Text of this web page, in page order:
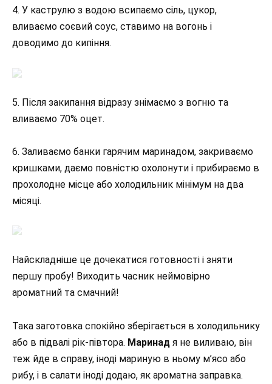
4. У каструлю з водою всипаємо сіль, цукор,
вливаємо соєвий соус, ставимо на вогонь і
доводимо до кипіння.
5. Після закипання відразу знімаємо з вогню та
вливаємо 70% оцет.
6. Заливаємо банки гарячим маринадом, закриваємо
кришками, даємо повністю охолонути і прибираємо в
прохолодне місце або холодильник мінімум на два
місяці.
Найскладніше це дочекатися готовності і зняти
першу пробу! Виходить часник неймовірно
ароматний та смачний!
Така заготовка спокійно зберігається в холодильнику
або в підвалі рік-півтора. Маринад я не виливаю, він
теж йде в справу, іноді мариную в ньому м’ясо або
рибу, і в салати іноді додаю, як ароматна заправка.